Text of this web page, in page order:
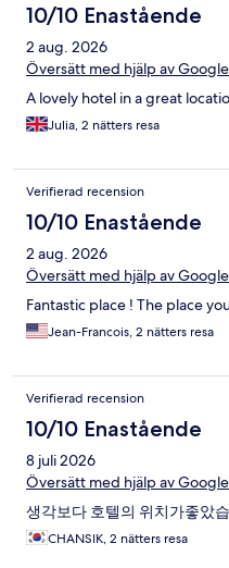
10/10 Enastående
2 aug. 2026
Översätt med hjälp av Google
A lovely hotel in a great
Julia, 2 nätters resa
Verifierad recension
10/10 Enastående
2 aug. 2026
Översätt med hjälp av Google
Fantastic place ! The place
Jean-Francois, 2 nätters resa
Verifierad recension
10/10 Enastående
8 juli 2026
Översätt med hjälp av Google
생각보다 호텔의 위치가좋았
CHANSIK, 2 nätters resa